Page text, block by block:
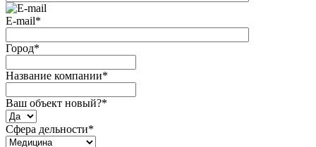
E-mail*
Город*
Название компании*
Ваш объект новый?*
Сфера дельности*